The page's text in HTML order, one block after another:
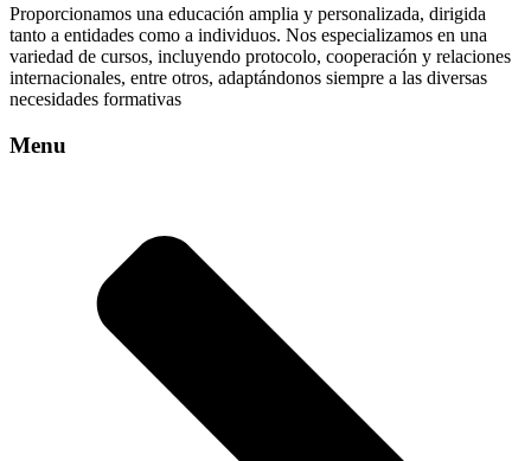
Proporcionamos una educación amplia y personalizada, dirigida
tanto a entidades como a individuos. Nos especializamos en una
variedad de cursos, incluyendo protocolo, cooperación y relaciones
internacionales, entre otros, adaptándonos siempre a las diversas
necesidades formativas
Menu